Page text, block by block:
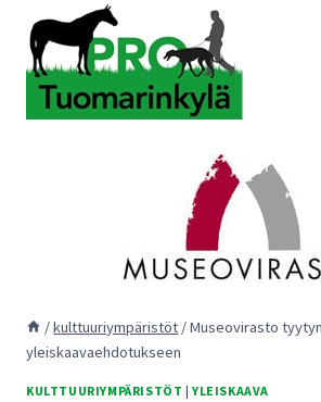
sisältöön
/kulttuuriympäristöt /Museovirasto
yleiskaavaehdotukseen
KULTTUURIYMPÄRISTÖT |YLEISKAAVA